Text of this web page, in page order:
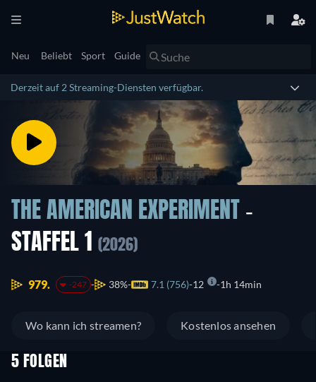
Neu Beliebt Sport Guide
Derzeit auf 2 Streaming-Diensten verfügbar.
THE AMERICAN EXPERIMENT
-
STAFFEL 1
(2026)
979. -247 38% 7.1 (756) 12 1h 14min
Wo kann ich streamen? Kostenlos ansehen
5 FOLGEN